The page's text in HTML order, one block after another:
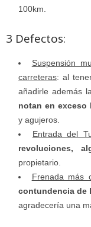
100km.
3 Defectos:
Suspensión
carreteras: al
añadirle además
notan en exceso
y agujeros.
Entrada del
revoluciones,
propietario.
Frenada más
contundencia de
agradecería una